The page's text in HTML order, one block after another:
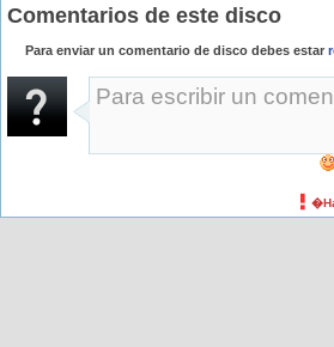
Comentarios de este disco
Para enviar un comentario de disco debes estar